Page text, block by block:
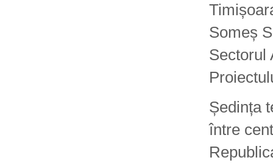
Someș
Sectorul
Ședința
între